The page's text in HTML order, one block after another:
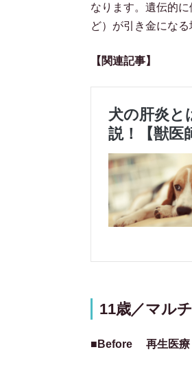
なります。遺伝的
ど）が引き金になる
【関連記事】
11歳／マル
■Before 再生医療